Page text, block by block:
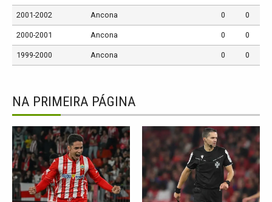
2001-2002 Ancona 0 0
2000-2001 Ancona 0 0
1999-2000 Ancona 0 0
NA PRIMEIRA PÁGINA